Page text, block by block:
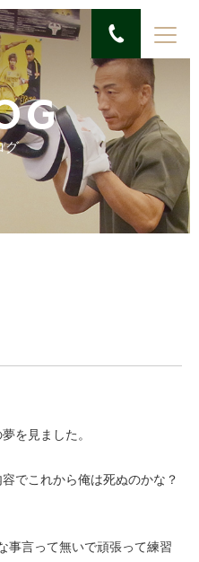
グ
を見ました。
でこれから俺は死ぬのかな？
事言って無いで頑張って練習